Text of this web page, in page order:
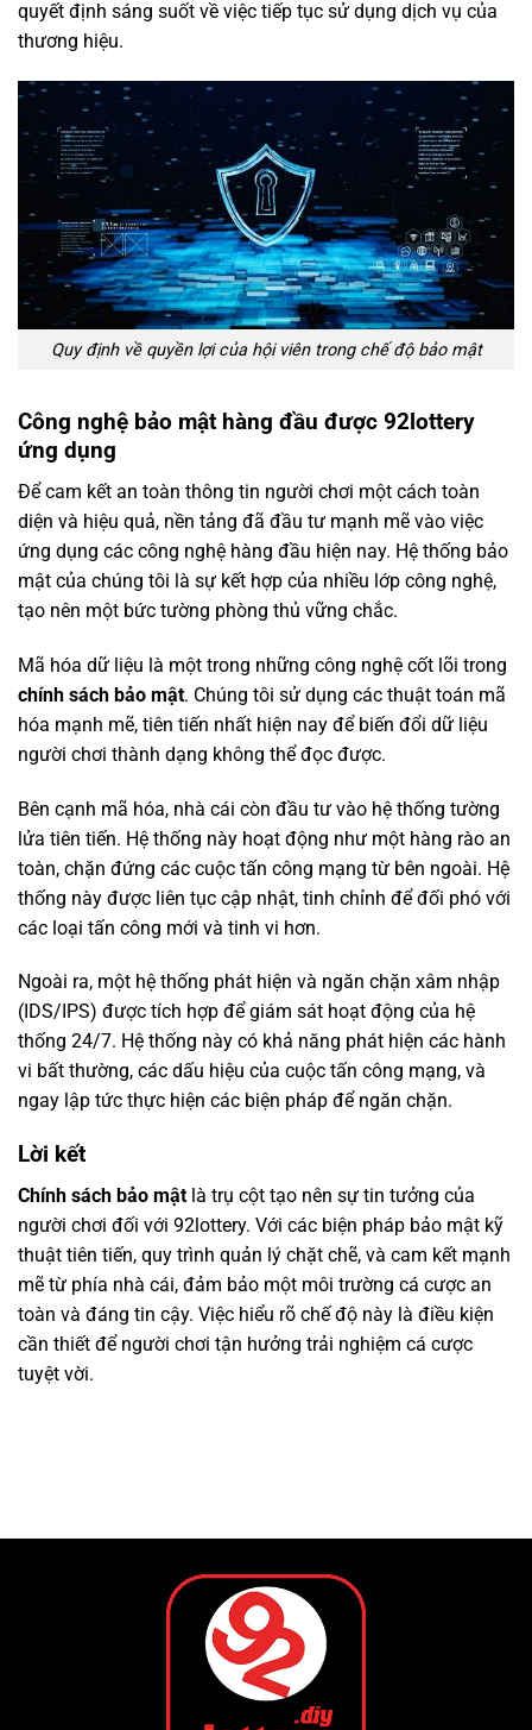
quyết định sáng suốt về việc tiếp tục sử dụng dịch vụ của
thương hiệu.
Quy định về quyền lợi của hội viên trong chế độ bảo mật
Công nghệ bảo mật hàng đầu được 92lottery
ứng dụng
Để cam kết an toàn thông tin người chơi một cách toàn
diện và hiệu quả, nền tảng đã đầu tư mạnh mẽ vào việc
ứng dụng các công nghệ hàng đầu hiện nay. Hệ thống bảo
mật của chúng tôi là sự kết hợp của nhiều lớp công nghệ,
tạo nên một bức tường phòng thủ vững chắc.
Mã hóa dữ liệu là một trong những công nghệ cốt lõi trong
chính sách bảo mật. Chúng tôi sử dụng các thuật toán mã
hóa mạnh mẽ, tiên tiến nhất hiện nay để biến đổi dữ liệu
người chơi thành dạng không thể đọc được.
Bên cạnh mã hóa, nhà cái còn đầu tư vào hệ thống tường
lửa tiên tiến. Hệ thống này hoạt động như một hàng rào an
toàn, chặn đứng các cuộc tấn công mạng từ bên ngoài. Hệ
thống này được liên tục cập nhật, tinh chỉnh để đối phó với
các loại tấn công mới và tinh vi hơn.
Ngoài ra, một hệ thống phát hiện và ngăn chặn xâm nhập
(IDS/IPS) được tích hợp để giám sát hoạt động của hệ
thống 24/7. Hệ thống này có khả năng phát hiện các hành
vi bất thường, các dấu hiệu của cuộc tấn công mạng, và
ngay lập tức thực hiện các biện pháp để ngăn chặn.
Lời kết
Chính sách bảo mật là trụ cột tạo nên sự tin tưởng của
người chơi đối với 92lottery. Với các biện pháp bảo mật kỹ
thuật tiên tiến, quy trình quản lý chặt chẽ, và cam kết mạnh
mẽ từ phía nhà cái, đảm bảo một môi trường cá cược an
toàn và đáng tin cậy. Việc hiểu rõ chế độ này là điều kiện
cần thiết để người chơi tận hưởng trải nghiệm cá cược
tuyệt vời.